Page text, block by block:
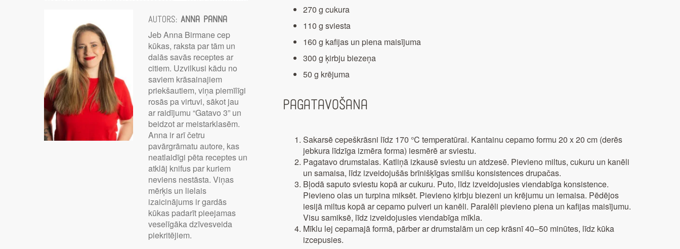
Autors:Anna Panna
Jeb Anna Birmane cep
kūkas, raksta par tām un
dalās savās receptes ar
citiem. Uzvilkusi kādu no
saviem krāsainajiem
priekšautiem, viņa piemīlīgi
rosās pa virtuvi, sākot jau
ar raidījumu “Gatavo 3” un
beidzot ar meistarklasēm.
Anna ir arī četru
pavārgrāmatu autore, kas
neatlaidīgi pēta receptes un
atklāj knifus par kuriem
neviens nestāsta. Viņas
mērķis un lielais
izaicinājums ir gardās
kūkas padarīt pieejamas
veselīgāka dzīvesveida
piekritējiem.
270 g cukura
110 g sviesta
160 g kafijas un piena maisījuma
300 g ķirbju biezeņa
50 g krējuma
Pagatavošana
Sakarsē cepeškrāsni līdz 170 °C temperatūrai. Kantainu cepamo formu 20 x 20 cm (derēs
jebkura līdzīga izmēra forma) iesmērē ar sviestu.
Pagatavo drumstalas. Katliņā izkausē sviestu un atdzesē. Pievieno miltus, cukuru un kanēli
un samaisa, līdz izveidojušās brīnišķīgas smilšu konsistences drupačas.
Bļodā saputo sviestu kopā ar cukuru. Puto, līdz izveidojusies viendabīga konsistence.
Pievieno olas un turpina miksēt. Pievieno ķirbju biezeni un krējumu un iemaisa. Pēdējos
iesijā miltus kopā ar cepamo pulveri un kanēli. Paralēli pievieno piena un kafijas maisījumu.
Visu samiksē, līdz izveidojusies viendabīga mīkla.
Mīklu lej cepamajā formā, pārber ar drumstalām un cep krāsnī 40–50 minūtes, līdz kūka
izcepusies.